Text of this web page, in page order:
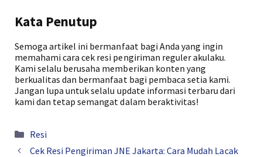
Kata Penutup
Semoga artikel ini bermanfaat bagi Anda yang ingin
memahami cara cek resi pengiriman reguler akulaku.
Kami selalu berusaha memberikan konten yang
berkualitas dan bermanfaat bagi pembaca setia kami.
Jangan lupa untuk selalu update informasi terbaru dari
kami dan tetap semangat dalam beraktivitas!
Kategori
Resi
Cek Resi Pengiriman JNE Jakarta: Cara Mudah Lacak